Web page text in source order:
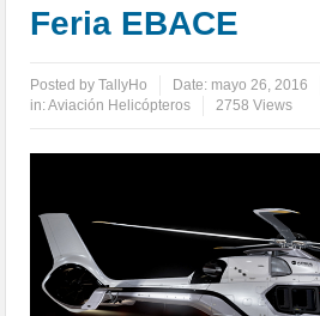
Feria EBACE
Posted byTallyHo Date: mayo 26, 2016
in:Aviación Helicópteros 2758 Views